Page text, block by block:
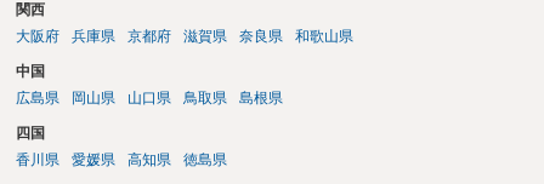
関西
大阪府
兵庫県 京都府 滋賀県 奈良県 和歌山県
中国
広島県
岡山県 山口県 鳥取県 島根県
四国
香川県
愛媛県 高知県 徳島県